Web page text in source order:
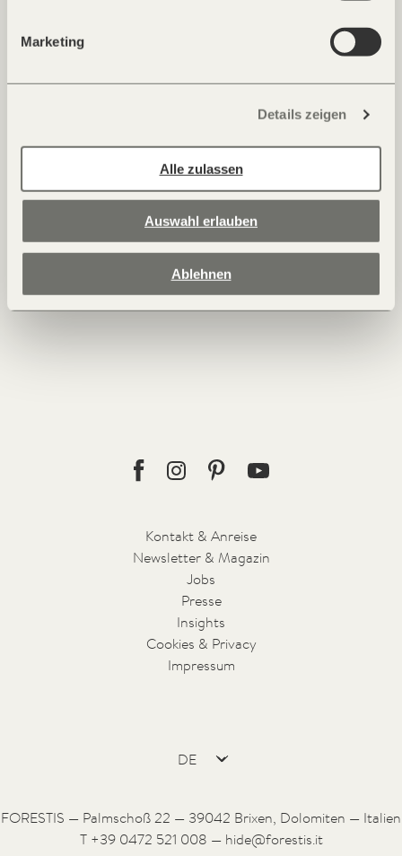
Marketing
Details zeigen
Alle zulassen
Auswahl erlauben
Ablehnen
FacebookInstagramPinterestYoutube
Kontakt & Anreise
Newsletter & Magazin
Jobs
Presse
Insights
Cookies & Privacy
Impressum
FORESTIS — Palmschoß 22 — 39042 Brixen, Dolomiten — Italien
T +39 0472 521 008 — hide@forestis.it